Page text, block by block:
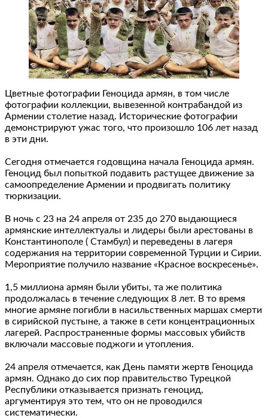
Цветные фотографии Геноцида армян, в том числе
фотографии коллекции, вывезенной контрабандой из
Армении столетие назад. Исторические фотографии
демонстрируют ужас того, что произошло 106 лет назад
в эти дни.
Сегодня отмечается годовщина начала Геноцида армян.
Геноцид был попыткой подавить растущее движение за
самоопределение Армении и продвигать политику
тюркизации.
В ночь с 23 на 24 апреля от 235 до 270 выдающиеся
армянские интеллектуалы и лидеры были арестованы в
Константинополе ( Стамбул) и переведены в лагеря
содержания на территории современной Турции и Сирии.
Мероприятие получило название «Красное воскресенье».
1,5 миллиона армян были убиты, та же политика
продолжалась в течение следующих 8 лет. В то время
многие армяне погибли в насильственных маршах смерти
в сирийской пустыне, а также в сети концентрационных
лагерей. Распространенные формы массовых убийств
включали массовые поджоги и утопления.
24 апреля отмечается, как День памяти жертв Геноцида
армян. Однако до сих пор правительство Турецкой
Республики отказывается признать геноцид,
аргументируя это тем, что он не проводился
систематически.